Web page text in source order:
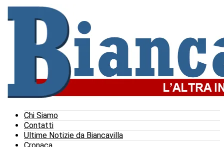
Chi Siamo
Contatti
Ultime Notizie da Biancavilla